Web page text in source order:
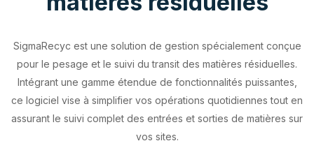
SigmaRecyc est une solution de gestion spécialement conçue
pour le pesage et le suivi du transit des matières résiduelles.
Intégrant une gamme étendue de fonctionnalités puissantes,
ce logiciel vise à simplifier vos opérations quotidiennes tout en
assurant le suivi complet des entrées et sorties de matières sur
vos sites.